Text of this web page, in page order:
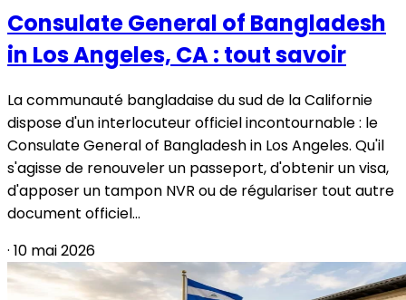
Consulate General of Bangladesh
in Los Angeles, CA : tout savoir
La communauté bangladaise du sud de la Californie
dispose d'un interlocuteur officiel incontournable : le
Consulate General of Bangladesh in Los Angeles. Qu'il
s'agisse de renouveler un passeport, d'obtenir un visa,
d'apposer un tampon NVR ou de régulariser tout autre
document officiel...
· 10 mai 2026